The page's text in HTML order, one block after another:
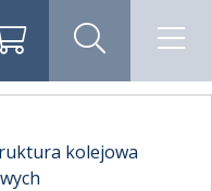
kolejowa